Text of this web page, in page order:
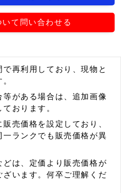
いて問い合わせる
で再利用しており、現物と
等がある場合は、追加画像
おります。
売価格を設定しており、
ランクでも販売価格が異
どは、定価より販売価格が
います。何卒ご理解くだ